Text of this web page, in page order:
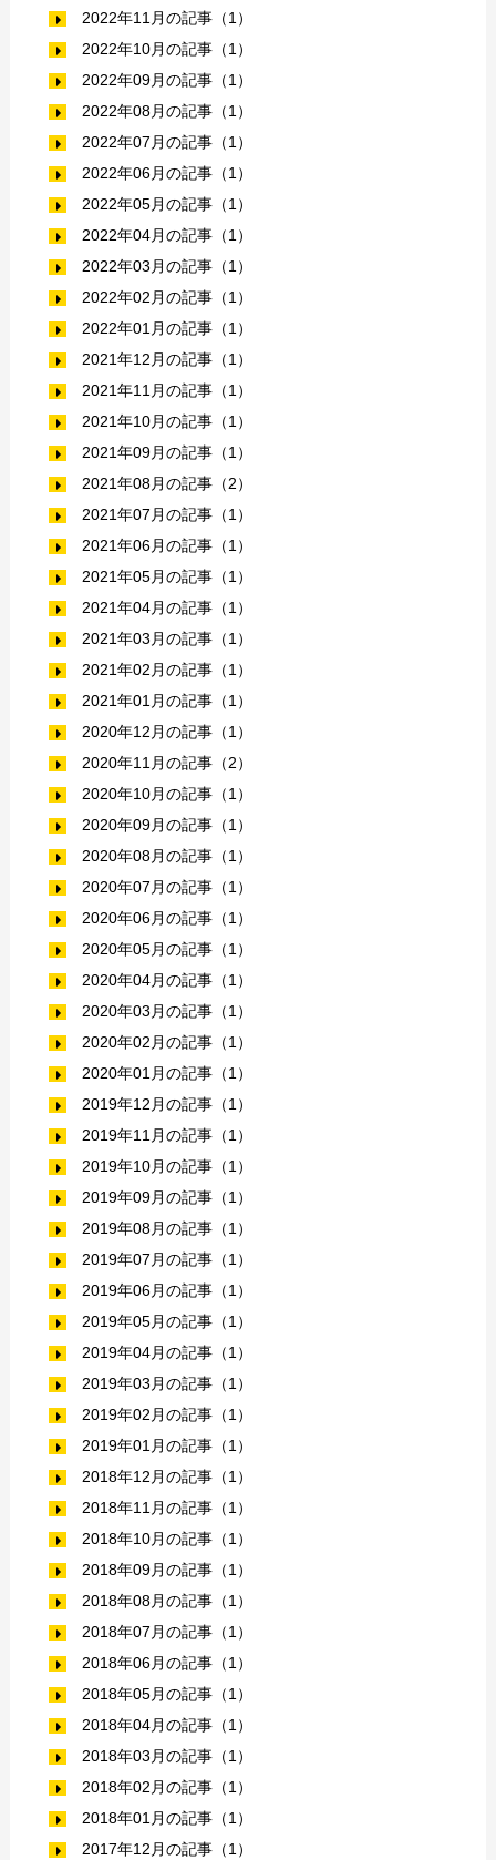
2022年11月の記事（1）
2022年10月の記事（1）
2022年09月の記事（1）
2022年08月の記事（1）
2022年07月の記事（1）
2022年06月の記事（1）
2022年05月の記事（1）
2022年04月の記事（1）
2022年03月の記事（1）
2022年02月の記事（1）
2022年01月の記事（1）
2021年12月の記事（1）
2021年11月の記事（1）
2021年10月の記事（1）
2021年09月の記事（1）
2021年08月の記事（2）
2021年07月の記事（1）
2021年06月の記事（1）
2021年05月の記事（1）
2021年04月の記事（1）
2021年03月の記事（1）
2021年02月の記事（1）
2021年01月の記事（1）
2020年12月の記事（1）
2020年11月の記事（2）
2020年10月の記事（1）
2020年09月の記事（1）
2020年08月の記事（1）
2020年07月の記事（1）
2020年06月の記事（1）
2020年05月の記事（1）
2020年04月の記事（1）
2020年03月の記事（1）
2020年02月の記事（1）
2020年01月の記事（1）
2019年12月の記事（1）
2019年11月の記事（1）
2019年10月の記事（1）
2019年09月の記事（1）
2019年08月の記事（1）
2019年07月の記事（1）
2019年06月の記事（1）
2019年05月の記事（1）
2019年04月の記事（1）
2019年03月の記事（1）
2019年02月の記事（1）
2019年01月の記事（1）
2018年12月の記事（1）
2018年11月の記事（1）
2018年10月の記事（1）
2018年09月の記事（1）
2018年08月の記事（1）
2018年07月の記事（1）
2018年06月の記事（1）
2018年05月の記事（1）
2018年04月の記事（1）
2018年03月の記事（1）
2018年02月の記事（1）
2018年01月の記事（1）
2017年12月の記事（1）